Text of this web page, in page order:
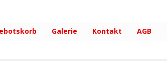
Galerie Kontakt AGB